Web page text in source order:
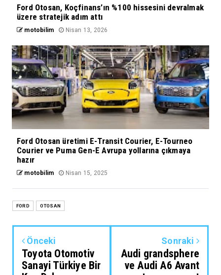
Ford Otosan, Koçfinans’ın %100 hissesini devralmak
üzere stratejik adım attı
motobilim Nisan 13, 2026
Ford Otosan üretimi E-Transit Courier, E-Tourneo
Courier ve Puma Gen-E Avrupa yollarına çıkmaya
hazır
motobilim Nisan 15, 2025
FORD OTOSAN
Önceki
Toyota Otomotiv
Sanayi Türkiye Bir
Sonraki
Audi grandsphere
ve Audi A6 Avant